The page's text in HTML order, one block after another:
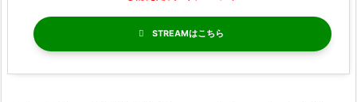
STREAM